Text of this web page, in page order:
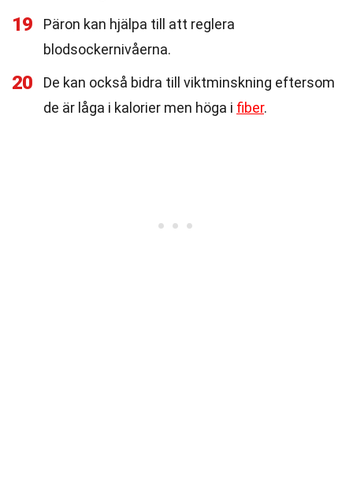
19
Päron kan hjälpa till att reglera
blodsockernivåerna.
20
De kan också bidra till viktminskning eftersom
de är låga i kalorier men höga i fiber.